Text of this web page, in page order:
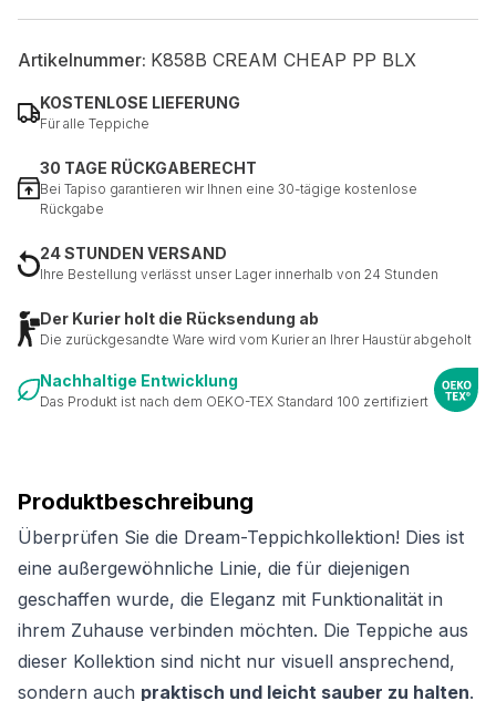
Produktbeschreibung
Überprüfen Sie die Dream-Teppichkollektion! Dies ist
eine außergewöhnliche Linie, die für diejenigen
geschaffen wurde, die Eleganz mit Funktionalität in
ihrem Zuhause verbinden möchten. Die Teppiche aus
dieser Kollektion sind nicht nur visuell ansprechend,
sondern auch praktisch und leicht sauber zu halten.
Artikelnummer: K858B CREAM CHEAP PP BLX
KOSTENLOSE LIEFERUNG
Für alle Teppiche
30 TAGE RÜCKGABERECHT
Bei Tapiso garantieren wir Ihnen eine 30-tägige kostenlose
Rückgabe
24 STUNDEN VERSAND
Ihre Bestellung verlässt unser Lager innerhalb von 24 Stunden
Der Kurier holt die Rücksendung ab
Die zurückgesandte Ware wird vom Kurier an Ihrer Haustür abgeholt
Nachhaltige Entwicklung
Das Produkt ist nach dem OEKO-TEX Standard 100 zertifiziert